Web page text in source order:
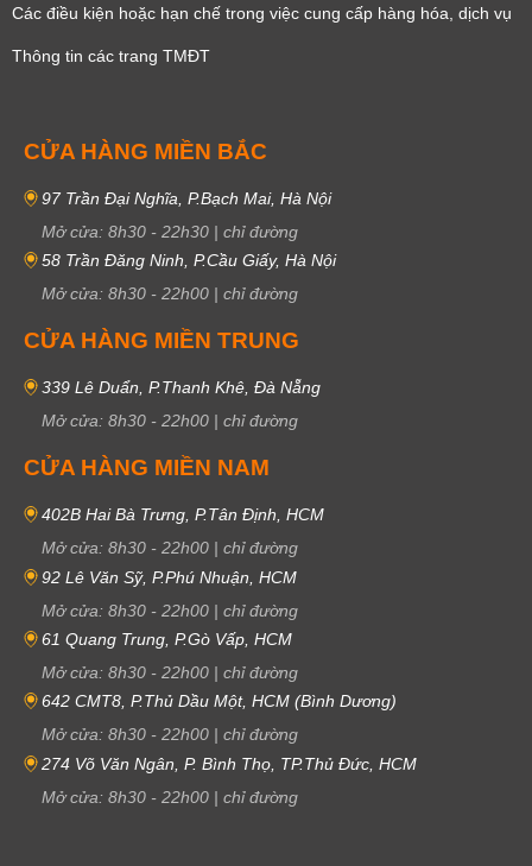
Các điều kiện hoặc hạn chế trong việc cung cấp hàng hóa, dịch vụ
Thông tin các trang TMĐT
CỬA HÀNG MIỀN BẮC
97 Trần Đại Nghĩa, P.Bạch Mai, Hà Nội
Mở cửa: 8h30 - 22h30 | chỉ đường
58 Trần Đăng Ninh, P.Cầu Giấy, Hà Nội
Mở cửa: 8h30 - 22h00 | chỉ đường
CỬA HÀNG MIỀN TRUNG
339 Lê Duẩn, P.Thanh Khê, Đà Nẵng
Mở cửa: 8h30 - 22h00 | chỉ đường
CỬA HÀNG MIỀN NAM
402B Hai Bà Trưng, P.Tân Định, HCM
Mở cửa: 8h30 - 22h00 | chỉ đường
92 Lê Văn Sỹ, P.Phú Nhuận, HCM
Mở cửa: 8h30 - 22h00 | chỉ đường
61 Quang Trung, P.Gò Vấp, HCM
Mở cửa: 8h30 - 22h00 | chỉ đường
642 CMT8, P.Thủ Dầu Một, HCM (Bình Dương)
Mở cửa: 8h30 - 22h00 | chỉ đường
274 Võ Văn Ngân, P. Bình Thọ, TP.Thủ Đức, HCM
Mở cửa: 8h30 - 22h00 | chỉ đường